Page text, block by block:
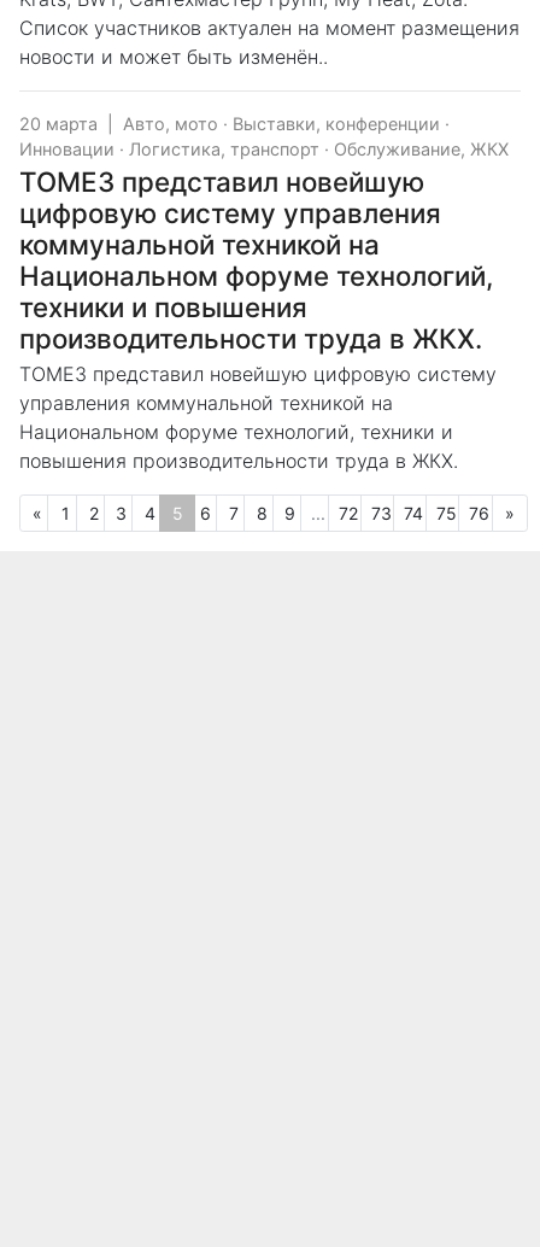
Список участников актуален на момент размещения
новости и может быть изменён..
20 марта Авто, мото · Выставки, конференции ·
Инновации · Логистика, транспорт · Обслуживание, ЖКХ
ТОМЕЗ представил новейшую
цифровую систему управления
коммунальной техникой на
Национальном форуме технологий,
техники и повышения
производительности труда в ЖКХ.
ТОМЕЗ представил новейшую цифровую систему
управления коммунальной техникой на
Национальном форуме технологий, техники и
повышения производительности труда в ЖКХ.
« Предыдущая
1 2 3 4 5(текущая)
6 7 8 9 ... 72 73 74 75 76 »